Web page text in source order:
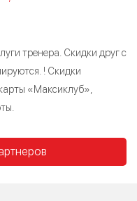
тренера. Скидки друг с
! Скидки
«Максиклуб»,